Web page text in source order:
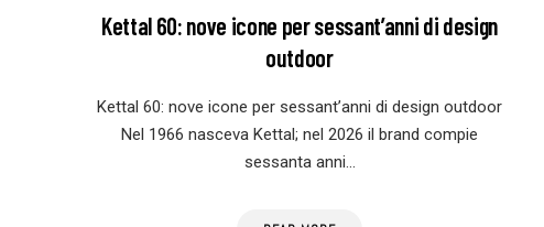
Kettal 60: nove icone per sessant’anni di design
outdoor
Kettal 60: nove icone per sessant’anni di design outdoor
Nel 1966 nasceva Kettal; nel 2026 il brand compie
sessanta anni…